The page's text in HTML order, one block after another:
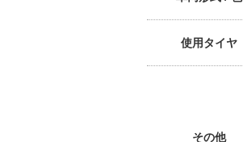
使用タイヤ
その他